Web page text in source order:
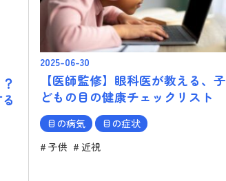
2025-06-30
【医師監修】眼科医が教える、子
どもの目の健康チェックリスト
目の病気
目の症状
子供
近視